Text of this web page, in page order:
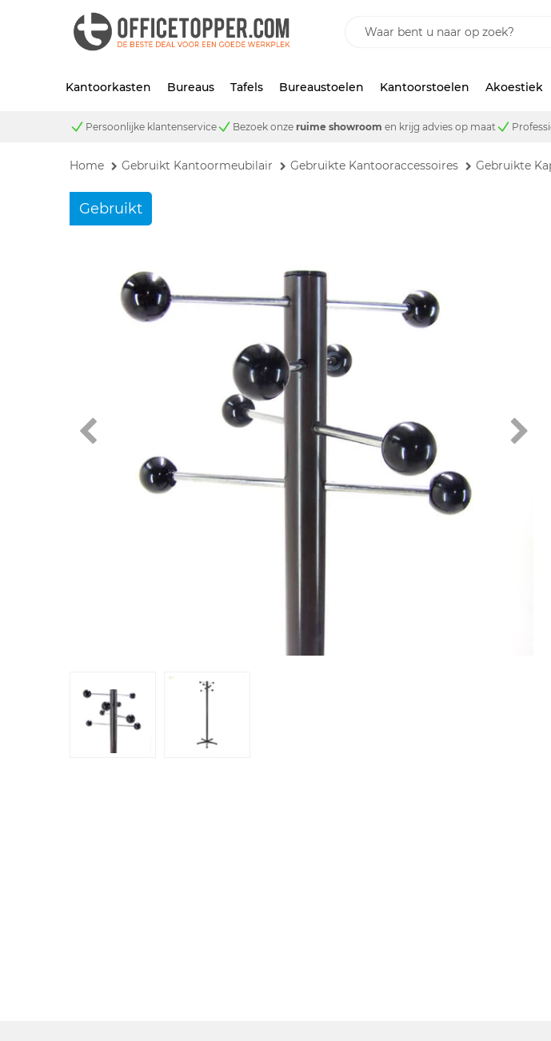
Kantoorkasten Bureaus Tafels Bureaustoelen Kantoorstoelen Akoestiek
Persoonlijke klantenservice Bezoek onze ruime showroom en krijg advies op maat
Home Gebruikt Kantoormeubilair Gebruikte Kantooraccessoires Gebruikte
Gebruikt